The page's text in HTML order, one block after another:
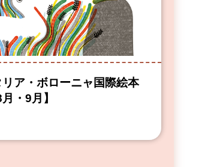
ア・ボローニャ国際絵本
・9月】